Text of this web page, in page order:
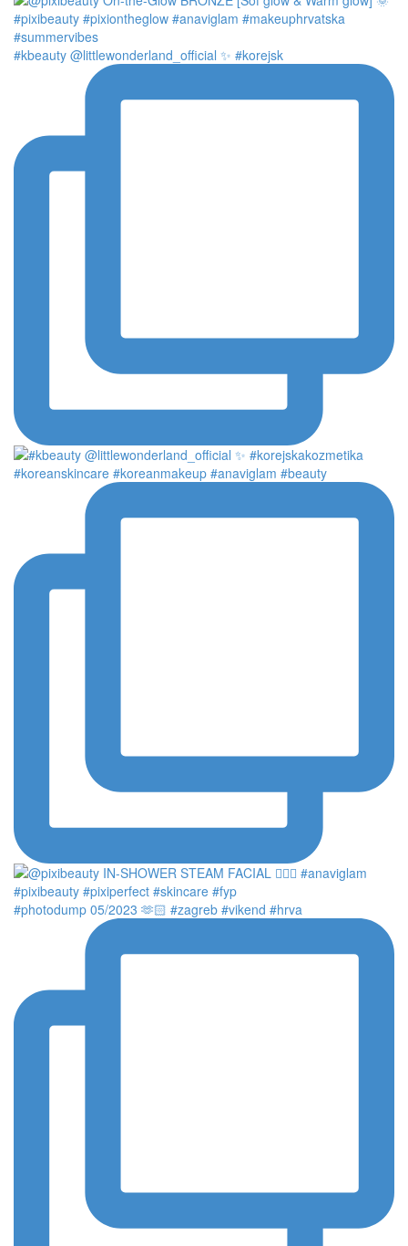
#kbeauty @littlewonderland_official ✨ #korejsk
#photodump 05/2023 🫶🏻 #zagreb #vikend #hrva